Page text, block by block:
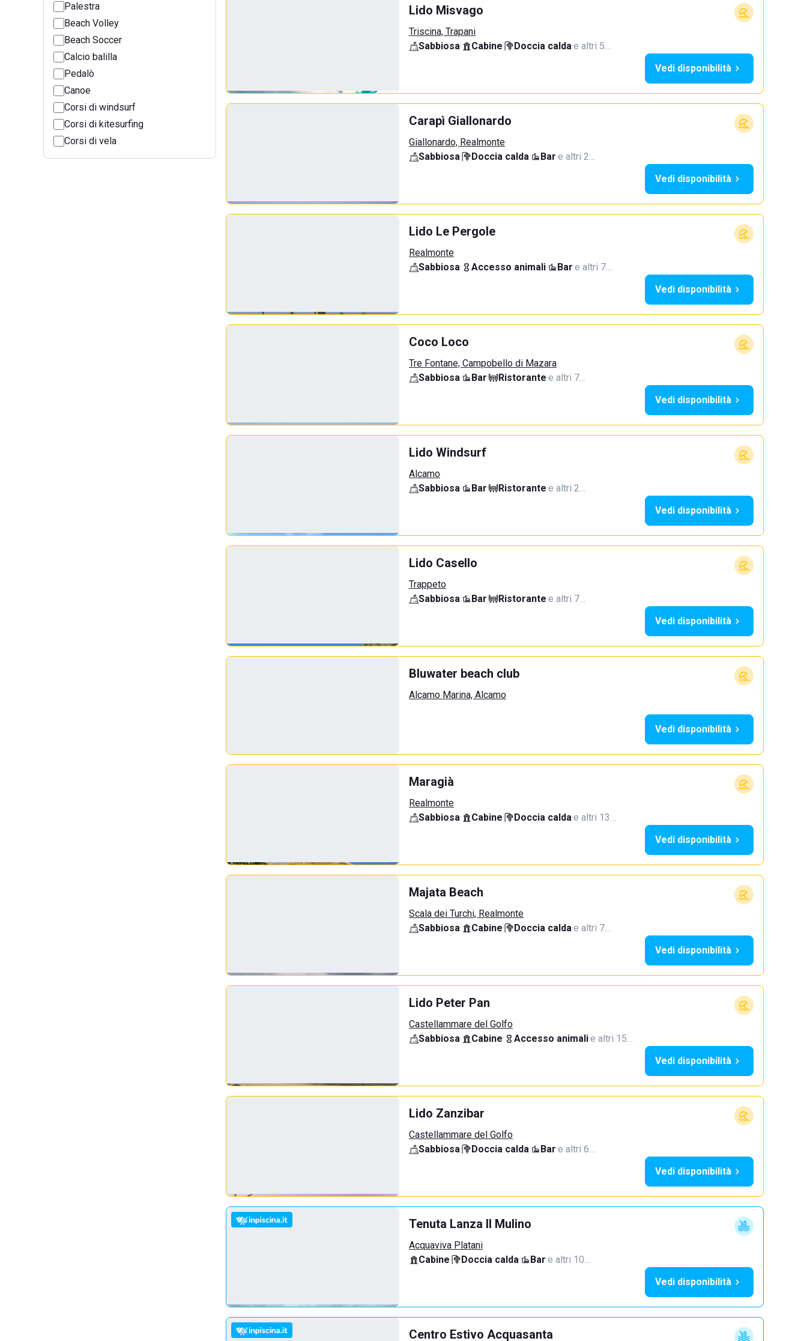
Palestra
Beach Volley
Beach Soccer
Calcio balilla
Pedalò
Canoe
Corsi di windsurf
Corsi di kitesurfing
Corsi di vela
Lido Misvago
Triscina, Trapani
Sabbiosa· Cabine· Doccia calda·e altri 5…
Vedi disponibilità
Carapì Giallonardo
Giallonardo, Realmonte
Sabbiosa· Doccia calda· Bar·e altri 2…
Vedi disponibilità
Lido Le Pergole
Realmonte
Sabbiosa· Accesso animali· Bar·e altri 7…
Vedi disponibilità
Coco Loco
Tre Fontane, Campobello di Mazara
Sabbiosa· Bar· Ristorante·e altri 7…
Vedi disponibilità
Lido Windsurf
Alcamo
Sabbiosa· Bar· Ristorante·e altri 2…
Vedi disponibilità
Lido Casello
Trappeto
Sabbiosa· Bar· Ristorante·e altri 7…
Vedi disponibilità
Bluwater beach club
Alcamo Marina, Alcamo
Vedi disponibilità
Maragià
Realmonte
Sabbiosa· Cabine· Doccia calda·e altri 13…
Vedi disponibilità
Majata Beach
Scala dei Turchi, Realmonte
Sabbiosa· Cabine· Doccia calda·e altri 7…
Vedi disponibilità
Lido Peter Pan
Castellammare del Golfo
Sabbiosa· Cabine· Accesso animali·e altri 15…
Vedi disponibilità
Lido Zanzibar
Castellammare del Golfo
Sabbiosa· Doccia calda· Bar·e altri 6…
Vedi disponibilità
Tenuta Lanza Il Mulino
Acquaviva Platani
Cabine· Doccia calda· Bar·e altri 10…
Vedi disponibilità
Centro Estivo Acquasanta